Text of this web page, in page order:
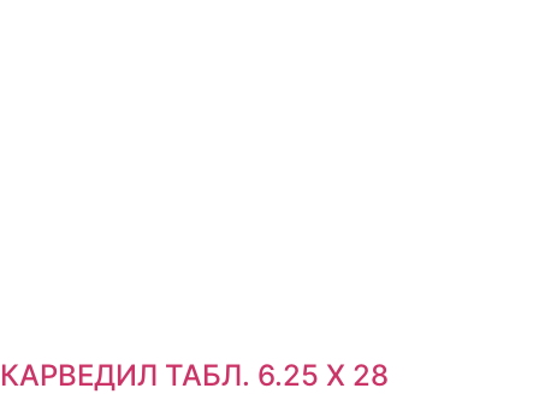
КАРВЕДИЛ ТАБЛ. 6.25 Х 28